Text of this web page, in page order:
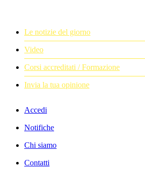
Le notizie del giorno
Video
Corsi accreditati / Formazione
Invia la tua opinione
Accedi
Notifiche
Chi siamo
Contatti